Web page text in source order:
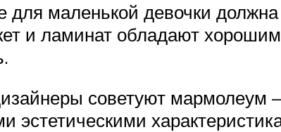
для маленькой девочки
и ламинат обладают
советуют
эстетическими